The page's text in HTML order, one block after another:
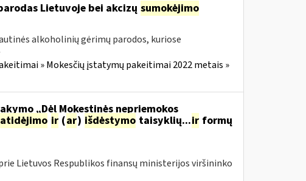
Lietuvoje bei akcizų sumokėjimo
alkoholinių gėrimų parodos, kuriose
» Mokesčių įstatymų pakeitimai 2022 metais »
„Dėl Mokestinės nepriemokos
atidėjimo ir(ar) išdėstymo taisyklių...irformų
Lietuvos Respublikos finansų ministerijos viršininko